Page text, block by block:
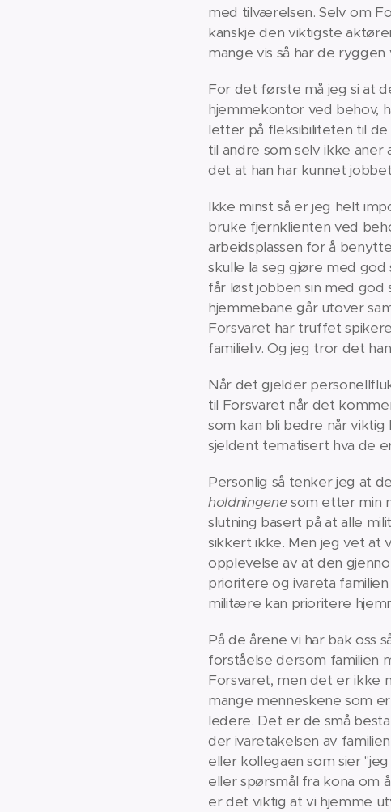
med tilværelsen. Selv om
kanskje den viktigste
mange vis så har de ryggen
For det første må jeg si at
hjemmekontor ved behov,
letter på fleksibiliteten til
til andre som selv ikke
det at han har kunnet
Ikke minst så er jeg helt
bruke fjernklienten ved
arbeidsplassen for å
skulle la seg gjøre med
får løst jobben sin med
hjemmebane går utover
Forsvaret har truffet
familieliv. Og jeg tror det
Når det gjelder
til Forsvaret når det
som kan bli bedre når viktig
sjeldent tematisert hva de
Personlig så tenker jeg at
holdningenesom etter min
slutning basert på at alle
sikkert ikke. Men jeg vet at
opplevelse av at den
prioritere og ivareta
militære kan prioritere
På de årene vi har bak oss
forståelse dersom familien
Forsvaret, men det er ikke
mange menneskene som
ledere. Det er de små
der ivaretakelsen av
eller kollegaen som sier
eller spørsmål fra kona om
er det viktig at vi hjemme